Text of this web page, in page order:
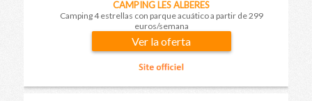
CAMPING LES ALBERES
Camping 4 estrellas con parque acuático a partir de 299
euros/semana
Ver la oferta